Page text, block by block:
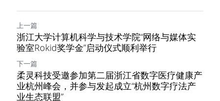
上一篇
浙江大学计算机科学与技术学院“网络与媒体实
验室Rokid奖学金”启动仪式顺利举行
下一篇
柔灵科技受邀参加第二届浙江省数字医疗健康产
业杭州峰会，并参与发起成立“杭州数字疗法产
业生态联盟”